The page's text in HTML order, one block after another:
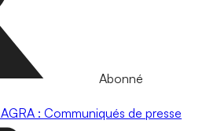
Abonné
AGRA : Communiqués de presse